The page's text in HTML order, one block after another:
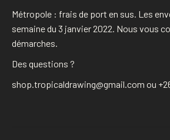
Métropole : frais de port en sus. Les
semaine du 3 janvier 2022. Nous vous
démarches.
Des questions ?
shop.tropicaldrawing@gmail.com ou